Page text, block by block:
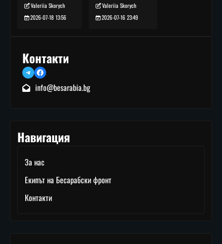
Valeriia Skorych
2026-07-18 13:56
Valeriia Skorych
2026-07-16 23:49
Контакти
TelegramFacebook
info@besarabia.bg
Навигация
За нас
Екипът на Бесарабски фронт
Контакти